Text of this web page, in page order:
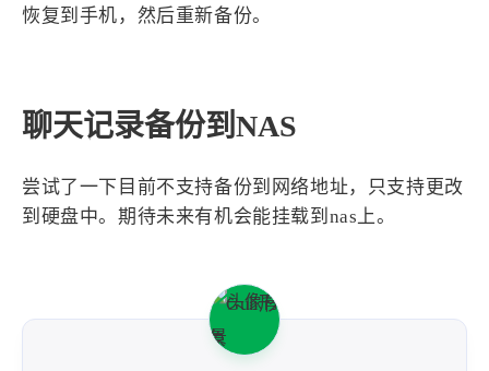
西风往事
全站字数 :
恢复到手机，然后重新备份。
聊天记录备份到NAS
尝试了一下目前不支持备份到网络地址，只支持更改
到硬盘中。期待未来有机会能挂载到nas上。